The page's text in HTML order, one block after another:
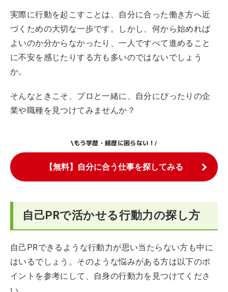
実際に行動を起こすことは、自分に合った働き方へ近
づくための大切な一歩です。しかし、何から始めれば
よいのか分からなかったり、一人ですべて進めること
に不安を感じたりする方も多いのではないでしょう
か。
そんなときこそ、プロと一緒に、自分にぴったりの企
業や職種を見つけてみませんか？
\もう学歴・経歴に困らない！/
【無料】自分に合う仕事を探してみる
自己PRで活かせる行動力の探し方
自己PRできるような行動力が思い当たらない方も中に
はいるでしょう。そのような悩みがある方は以下のポ
イントを参考にして、自身の行動力を見つけてくださ